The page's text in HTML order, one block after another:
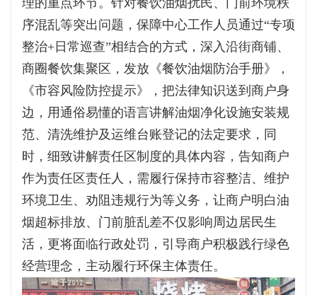
理的重点环节。针对餐饮油烟扰民、门前环境秩
序混乱等突出问题，保障中心工作人员通过“专项
整治+日常巡查”相结合的方式，深入沿街商铺、
商圈餐饮集聚区，发放《餐饮油烟防治手册》，
《市容风险防控提示》，把法律知识送到商户身
边，用通俗易懂的语言讲解油烟净化设施安装规
范、清洗维护及运维台账登记的法定要求，同
时，细致讲解责任区制度的具体内容，告知商户
作为责任区责任人，需履行保持市容整洁、维护
环境卫生、劝阻违规行为等义务，让商户明白油
烟超标排放、门前脏乱差不仅影响周边居民生
活，更将面临行政处罚，引导商户积极践行绿色
经营理念，主动履行环保主体责任。